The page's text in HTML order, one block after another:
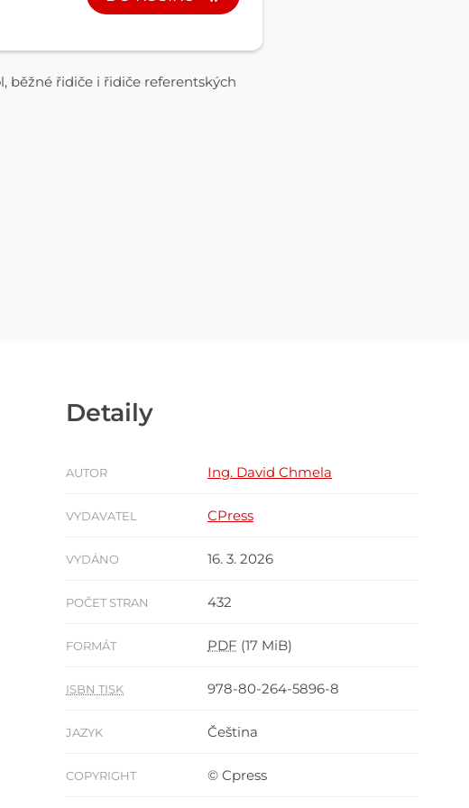
běžné řidiče i řidiče referentských
Detaily
AUTOR Ing. David Chmela
VYDAVATEL CPress
VYDÁNO 16. 3. 2026
POČET STRAN 432
FORMÁT PDF (17 MiB)
ISBN TISK 978-80-264-5896-8
JAZYK Čeština
COPYRIGHT © Cpress